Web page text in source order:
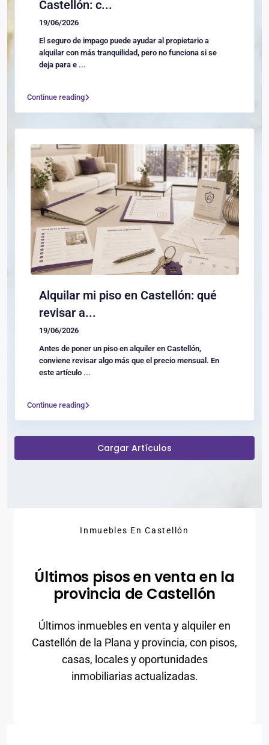
Castellón: c...
19/06/2026
El seguro de impago puede ayudar al propietario a
alquilar con más tranquilidad, pero no funciona si se
deja para e ...
Continue reading
Alquilar mi piso en Castellón: qué
revisar a...
19/06/2026
Antes de poner un piso en alquiler en Castellón,
conviene revisar algo más que el precio mensual. En
este artículo ...
Continue reading
Cargar Artículos
Inmuebles En Castellón
Últimos pisos en venta en la
provincia de Castellón
Últimos inmuebles en venta y alquiler en
Castellón de la Plana y provincia, con pisos,
casas, locales y oportunidades
inmobiliarias actualizadas.